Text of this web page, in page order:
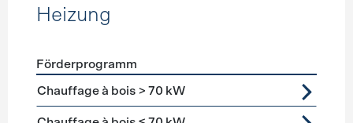
Heizung
Förderprogramme Heizung
Förderprogramm
Chauffage à bois > 70 kW